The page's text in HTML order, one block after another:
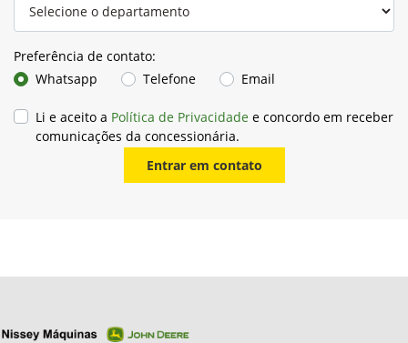
Preferência de contato:
Whatsapp
Telefone Email
Li e aceito a Política de Privacidade e concordo em receber
comunicações da concessionária.
Entrar em contato